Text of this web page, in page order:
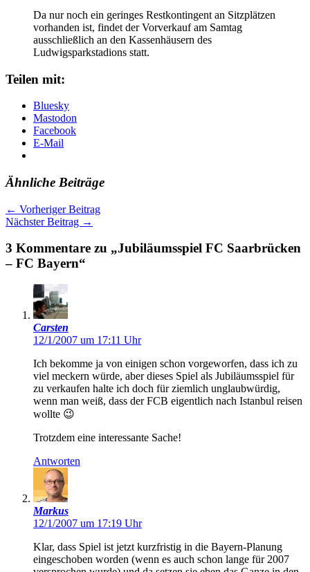
Da nur noch ein geringes Restkontingent an Sitzplätzen
vorhanden ist, findet der Vorverkauf am Samtag
ausschließlich an den Kassenhäusern des
Ludwigsparkstadions statt.
Teilen mit:
Bluesky
Mastodon
Facebook
E-Mail
Ähnliche Beiträge
← Vorheriger Beitrag
Nächster Beitrag →
3 Kommentare zu „Jubiläumsspiel FC Saarbrücken
– FC Bayern“
Carsten
12/1/2007 um 17:11 Uhr
Ich bekomme ja von einigen schon vorgeworfen, dass ich zu
viel meckern würde, aber dieses Spiel als Jubiläumsspiel für
zu verkaufen halte ich doch für ziemlich unglaubwürdig,
wenn man weiß, dass der FCB eigentlich nach Istanbul reisen
wollte 😉
Trotzdem eine interessante Sache!
Antworten
Markus
12/1/2007 um 17:19 Uhr
Klar, dass Spiel ist jetzt kurzfristig in die Bayern-Planung
eingeschoben worden (wenn es auch schon lange für 2007